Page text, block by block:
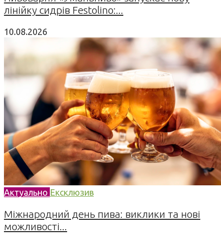
лінійку сидрів Festolino:...
10.08.2026
Актуально Ексклюзив
Міжнародний день пива: виклики та нові
можливості...